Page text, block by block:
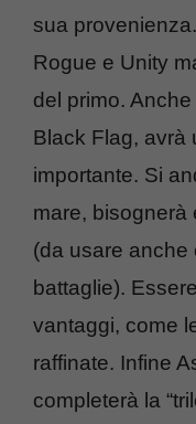
sua
Rogue e Unity
del primo.
Black Flag, avrà
importante. Si
mare, bisognerà
(da usare anche
battaglie).
vantaggi, come
raffinate. Infine
completerà la